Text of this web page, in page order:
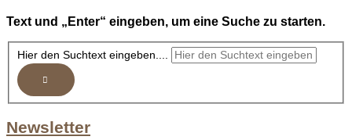
Text und „Enter“ eingeben, um eine Suche zu starten.
Hier den Suchtext eingeben....
Newsletter